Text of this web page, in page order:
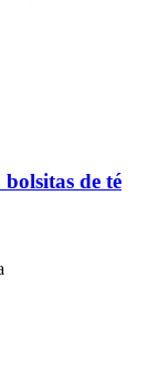
de té